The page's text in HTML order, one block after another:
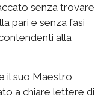
senza trovare
pari e senza fasi
alla
il suo Maestro
a chiare lettere di